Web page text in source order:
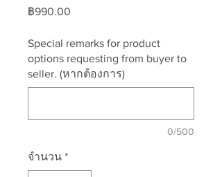
฿990.00
Special remarks for product
options requesting from buyer to
seller. (หากต้องการ)
0/500
จำนวน *